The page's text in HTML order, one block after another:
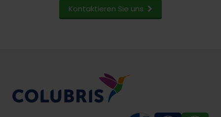
Kontaktieren Sie uns